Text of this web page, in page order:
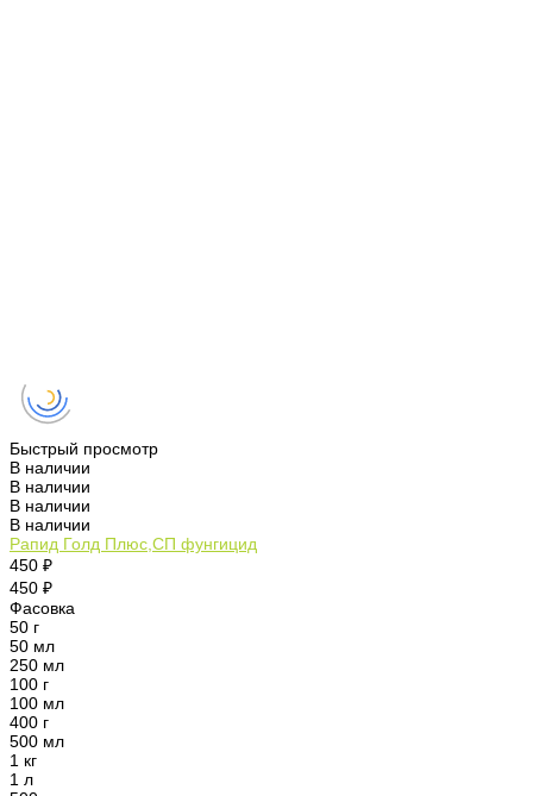
Быстрый просмотр
В наличии
В наличии
В наличии
В наличии
Рапид Голд Плюс,СП фунгицид
450 ₽
450 ₽
Фасовка
50 г
50 мл
250 мл
100 г
100 мл
400 г
500 мл
1 кг
1 л